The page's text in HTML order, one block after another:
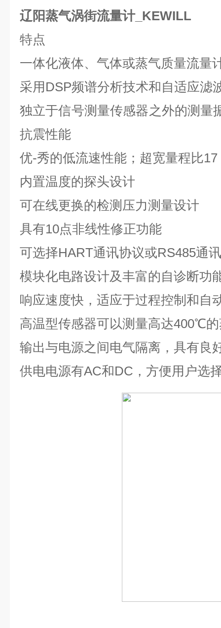
辽阳蒸气涡街流量计_KEWILL
特点
一体化液体、气体或蒸气质量流量
采用 DSP频谱分析技术和自适应滤
独立于信号测量传感器之外的测量
抗震性能
优-秀的低流速性能；超宽量程比17
内置温度的探头设计
可在线更换的检测压力测量设计
具有10点非线性修正功能
可选择HART通讯协议或RS485通
模块化电路设计及丰富的自诊断功
响应速度快，适应于过程控制和自
高温型传感器可以测量高达400℃
输出与电源之间电气隔离，具有良
供电电源有AC和DC ，方便用户选